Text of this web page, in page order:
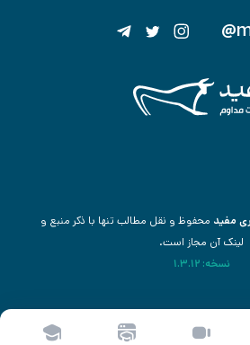
مفید محفوظ و نقل مطالب تنها با ذکر منبع و
لینک آن مجاز است.
نسخه: 1.3.12